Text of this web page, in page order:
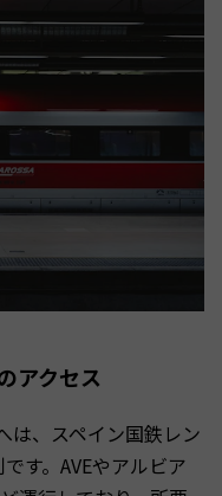
アクセス
は、スペイン国鉄レン
す。AVEやアルビア